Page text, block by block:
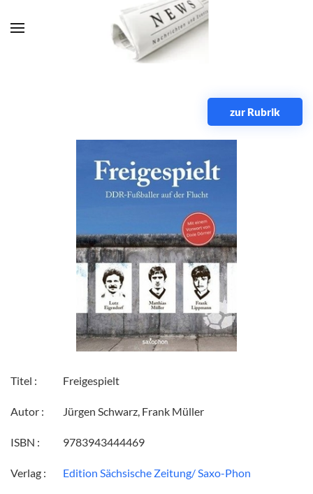
Zum Hauptinhalt springen
zur Rubrik
Titel : Freigespielt
Autor : Jürgen Schwarz, Frank Müller
ISBN : 9783943444469
Verlag : Edition Sächsische Zeitung/ Saxo-Phon